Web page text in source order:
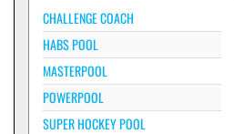
CHALLENGE COACH
HABS POOL
MASTERPOOL
POWERPOOL
SUPER HOCKEY POOL